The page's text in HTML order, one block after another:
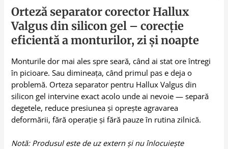
Orteză separator corector Hallux
Valgus din silicon gel – corecție
eficientă a monturilor, zi și noapte
Monturile dor mai ales spre seară, când ai stat ore întregi
în picioare. Sau dimineața, când primul pas e deja o
problemă. Orteza separator pentru Hallux Valgus din
silicon gel intervine exact acolo unde ai nevoie — separă
degetele, reduce presiunea și oprește agravarea
deformării, fără operație și fără pauze în rutina zilnică.
Notă: Produsul este de uz extern și nu înlocuiește